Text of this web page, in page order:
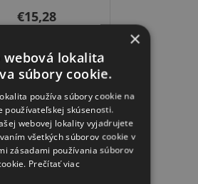
produktu
je
z
hviezdičiek.
€15,28
DETAIL
×
webová lokalita
súbory cookie.
používa súbory cookie na
používateľskej skúsenosti.
webovej lokality vyjadrujete
všetkých súborov cookie v
zásadami používania súborov
Prečítať viac